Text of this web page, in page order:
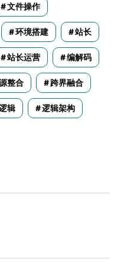
文件操作
环境搭建 站长
站长运营 编解码
整合 跨界融合
辑 逻辑架构